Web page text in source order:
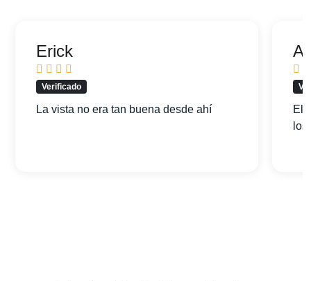
Erick
Verificado
La vista no era tan buena desde ahí
El